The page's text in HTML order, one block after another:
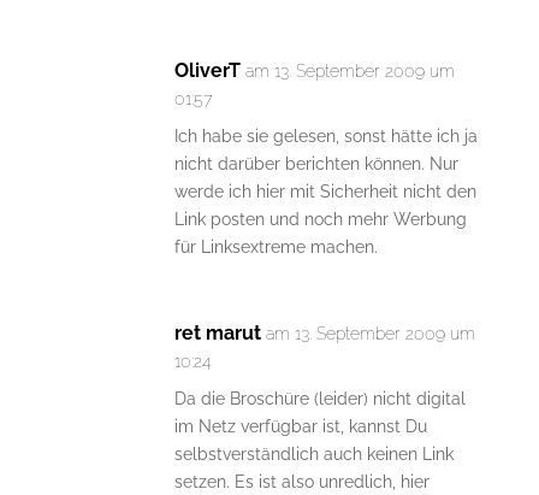
OliverT am 13. September 2009 um
01:57
Ich habe sie gelesen, sonst hätte ich ja
nicht darüber berichten können. Nur
werde ich hier mit Sicherheit nicht den
Link posten und noch mehr Werbung
für Linksextreme machen.
ret marut am 13. September 2009 um
10:24
Da die Broschüre (leider) nicht digital
im Netz verfügbar ist, kannst Du
selbstverständlich auch keinen Link
setzen. Es ist also unredlich, hier